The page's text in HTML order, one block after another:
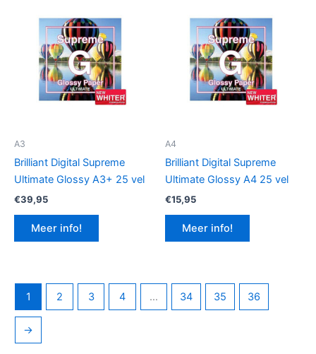
A3
Brilliant Digital Supreme
Ultimate Glossy A3+ 25 vel
€39,95
Meer info!
A4
Brilliant Digital Supreme
Ultimate Glossy A4 25 vel
€15,95
Meer info!
1 2 3 4 … 34 35 36
→